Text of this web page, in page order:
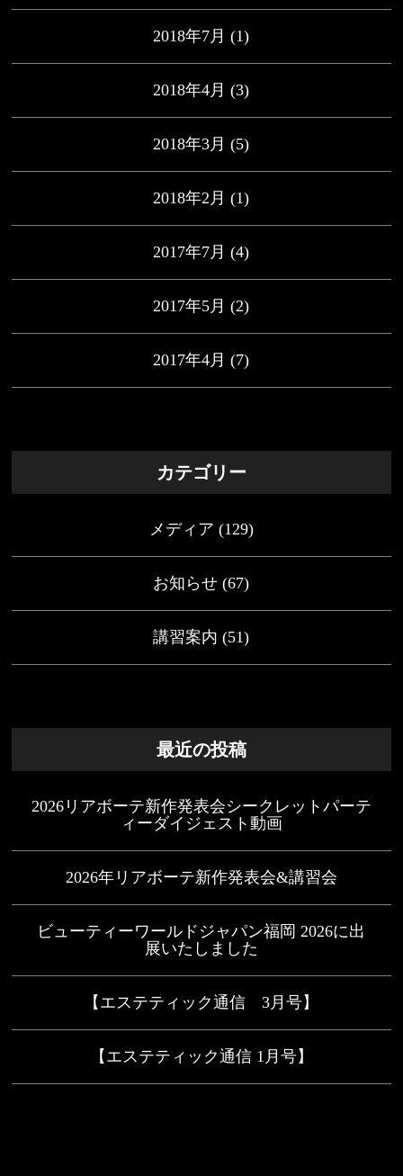
2018年7月 (1)
2018年4月 (3)
2018年3月 (5)
2018年2月 (1)
2017年7月 (4)
2017年5月 (2)
2017年4月 (7)
カテゴリー
メディア (129)
お知らせ (67)
講習案内 (51)
最近の投稿
2026リアボーテ新作発表会シークレットパーテ
ィーダイジェスト動画
2026年リアボーテ新作発表会&講習会
ビューティーワールドジャパン福岡 2026に出
展いたしました
【エステティック通信 3月号】
【エステティック通信 1月号】